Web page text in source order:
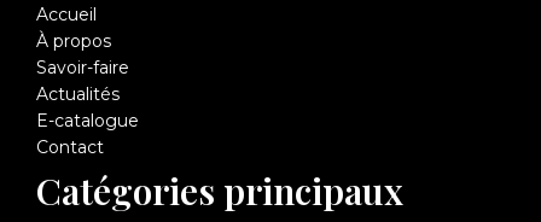
Accueil
À propos
Savoir-faire
Actualités
E-catalogue
Contact
Catégories principaux